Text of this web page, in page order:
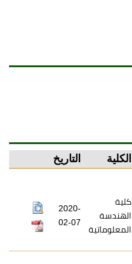
الكلية التاريخ
كلية
الهندسة
المعلوماتية
2020-
02-07